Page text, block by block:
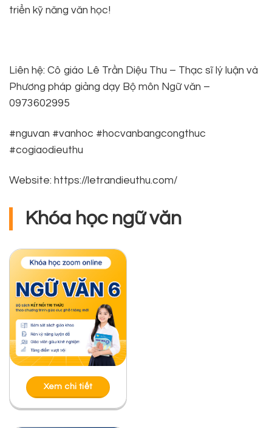
triển kỹ năng văn học!
Liên hệ: Cô giáo Lê Trần Diệu Thu – Thạc sĩ lý luận và
Phương pháp giảng dạy Bộ môn Ngữ văn –
0973602995
#nguvan #vanhoc #hocvanbangcongthuc
#cogiaodieuthu
Website: https://letrandieuthu.com/
Khóa học ngữ văn
Xem chi tiết